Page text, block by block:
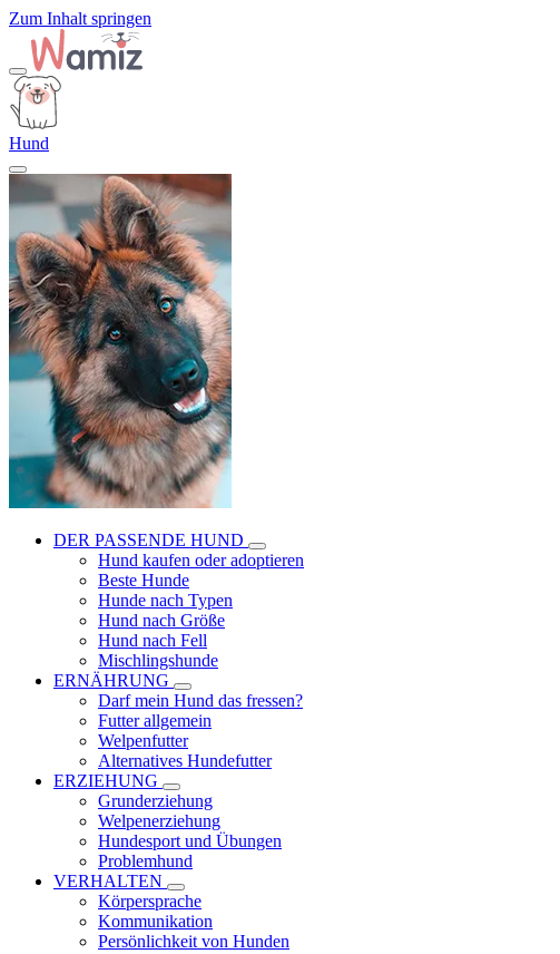
Zum Inhalt springen
Hund
DER PASSENDE HUND
Hund kaufen oder adoptieren
Beste Hunde
Hunde nach Typen
Hund nach Größe
Hund nach Fell
Mischlingshunde
ERNÄHRUNG
Darf mein Hund das fressen?
Futter allgemein
Welpenfutter
Alternatives Hundefutter
ERZIEHUNG
Grunderziehung
Welpenerziehung
Hundesport und Übungen
Problemhund
VERHALTEN
Körpersprache
Kommunikation
Persönlichkeit von Hunden